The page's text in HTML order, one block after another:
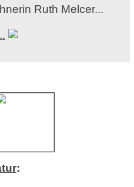
Ruth Melcer...
: